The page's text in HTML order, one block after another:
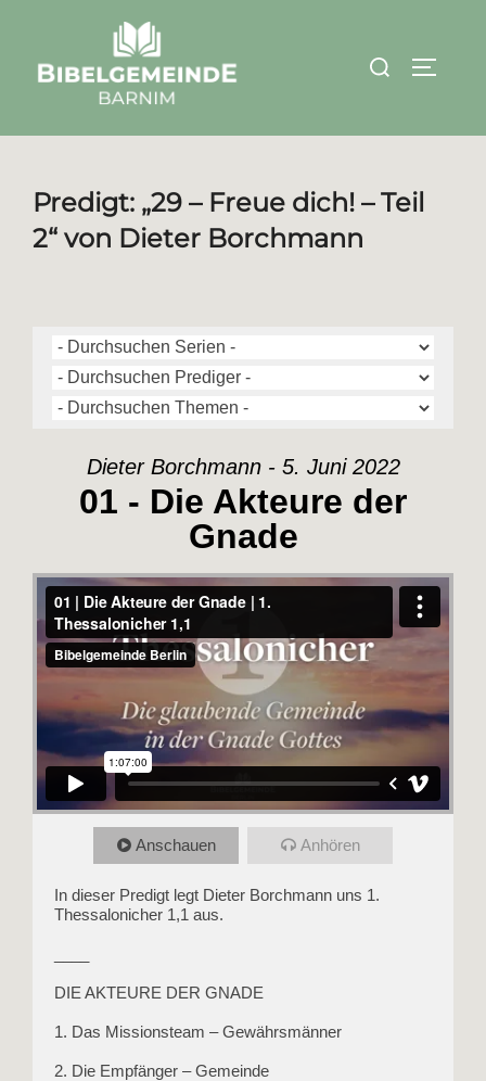
springen
Suchen
Predigt: „29 – Freue dich! – Teil
2“ von Dieter Borchmann
Dieter Borchmann - 5. Juni 2022
01 - Die Akteure der
Gnade
Anschauen Anhören
In dieser Predigt legt Dieter Borchmann uns 1.
Thessalonicher 1,1 aus.
DIE AKTEURE DER GNADE
1. Das Missionsteam – Gewährsmänner
2. Die Empfänger – Gemeinde